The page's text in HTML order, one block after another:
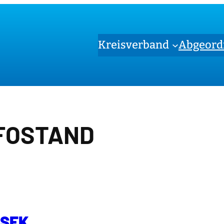
Kreisverband